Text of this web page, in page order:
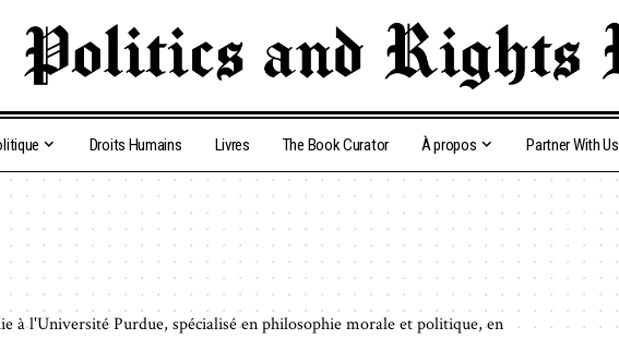
Droits Humains Livres The Book Curator À propos Partner With Us
à l'Université Purdue, spécialisé en philosophie morale et politique, en